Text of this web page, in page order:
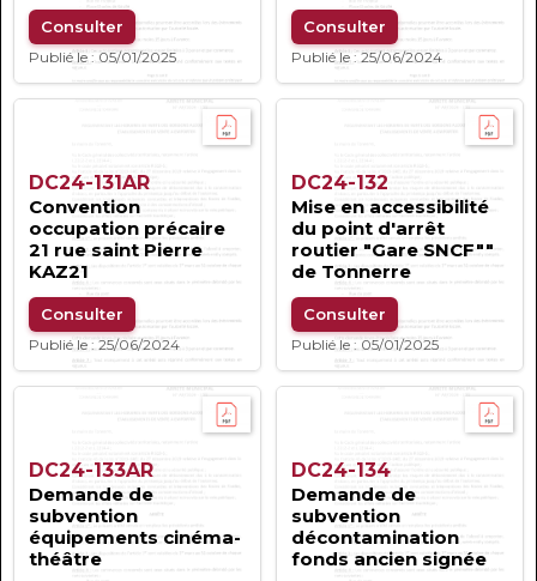
Consulter
Publié le : 05/01/2025
Consulter
Publié le : 25/06/2024
DC24-131AR
Convention
occupation précaire
21 rue saint Pierre
KAZ21
Consulter
Publié le : 25/06/2024
DC24-132
Mise en accessibilité
du point d'arrêt
routier "Gare SNCF""
de Tonnerre
Consulter
Publié le : 05/01/2025
DC24-133AR
Demande de
subvention
équipements cinéma-
théâtre
DC24-134
Demande de
subvention
décontamination
fonds ancien signée